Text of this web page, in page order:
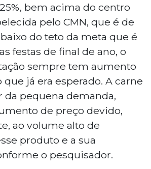
bem acima do centro
pelo CMN, que é de
do teto da meta que é
festas de final de ano, o
sempre tem aumento
já era esperado. A carne
da pequena demanda,
de preço devido,
ao volume alto de
produto e a sua
o pesquisador.